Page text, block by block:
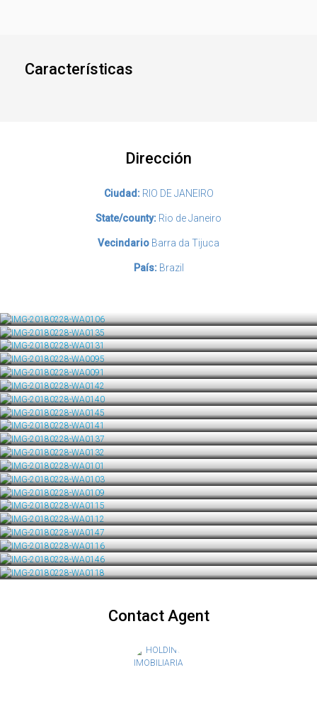
Características
Dirección
Ciudad:RIO DE JANEIRO
State/county: Rio de Janeiro
Vecindario Barra da Tijuca
País:Brazil
Contact Agent